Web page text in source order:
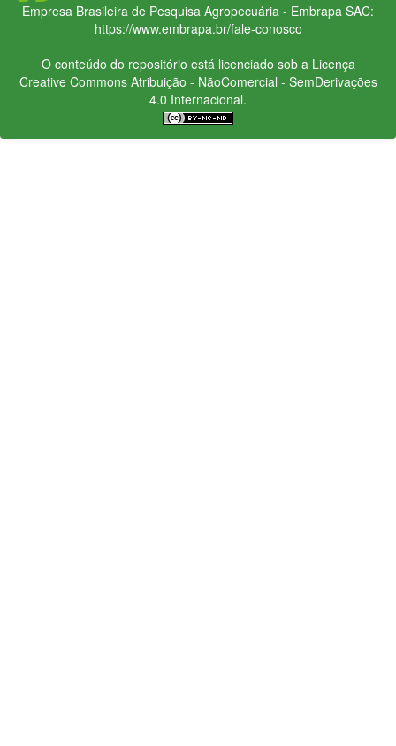
Empresa Brasileira de Pesquisa Agropecuária - Embrapa SAC:
https://www.embrapa.br/fale-conosco
O conteúdo do repositório está licenciado sob a Licença
Creative CommonsAtribuição - NãoComercial - SemDerivações
4.0 Internacional.